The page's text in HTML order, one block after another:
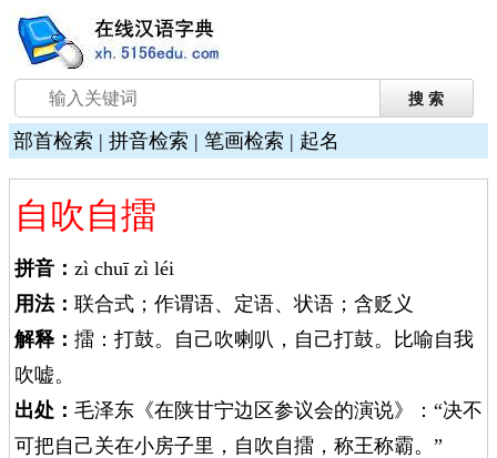
部首检索 | 拼音检索 | 笔画检索 | 起名
自吹自擂
拼音： zì chuī zì léi
用法： 联合式；作谓语、定语、状语；含贬义
解释： 擂：打鼓。自己吹喇叭，自己打鼓。比喻自我
吹嘘。
出处： 毛泽东《在陕甘宁边区参议会的演说》：“决不
可把自己关在小房子里，自吹自擂，称王称霸。”